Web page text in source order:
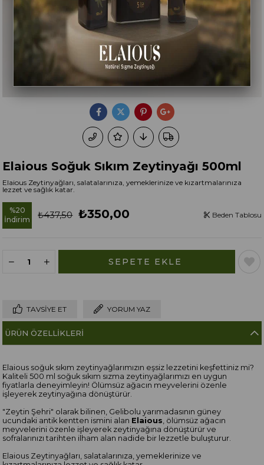
Elaious Soğuk Sıkım Zeytinyağı 500ml
Elaious Zeytinyağları, salatalarınıza, yemeklerinize ve kızartmalarınıza
lezzet ve sağlık katar.
%20
İndirim
₺437,50 ₺350,00 Beden Tablosu
TAVSIYE ET YORUM YAZ
ÜRÜN ÖZELLIKLERI
Elaious soğuk sıkım zeytinyağlarımızın eşsiz lezzetini keşfettiniz mi?
Kaliteli 500 ml soğuk sıkım sızma zeytinyağlarımızı en uygun
fiyatlarla deneyimleyin! Ölümsüz ağacın meyvelerini özenle
işleyerek zeytinyağına dönüştürür.
"Zeytin Şehri" olarak bilinen, Gelibolu yarımadasının güney
ucundaki antik kentten ismini alan Elaious , ölümsüz ağacın
meyvelerini özenle işleyerek zeytinyağına dönüştürür ve
sofralarınızı tarihten ilham alan nadide bir lezzetle buluşturur.
Elaious Zeytinyağları, salatalarınıza, yemeklerinize ve